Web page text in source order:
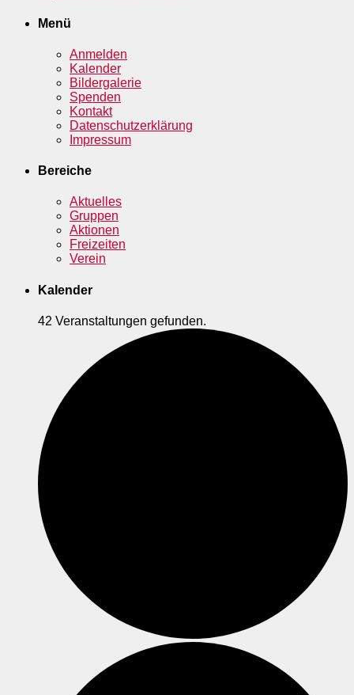
Menü
Anmelden
Kalender
Bildergalerie
Spenden
Kontakt
Datenschutzerklärung
Impressum
Bereiche
Aktuelles
Gruppen
Aktionen
Freizeiten
Verein
Kalender
42 Veranstaltungen gefunden.